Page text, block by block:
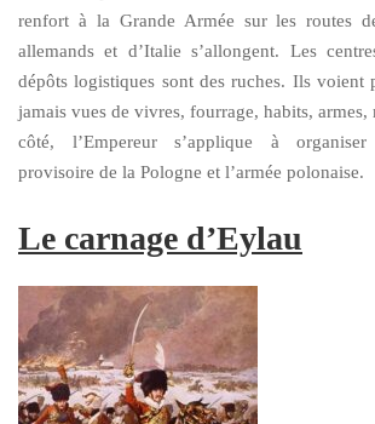
renfort à la Grande Armée sur les routes
allemands et d’Italie s’allongent. Les
dépôts logistiques sont des ruches. Ils voient
jamais vues de vivres, fourrage, habits,
côté, l’Empereur s’applique à
provisoire de la Pologne et l’armée polonaise.
Le carnage d’Eylau